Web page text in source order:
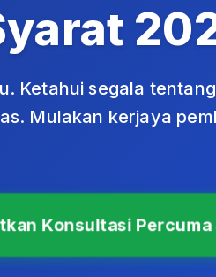
Ketahui segala
Mulakan kerjaya
Konsultasi Percuma